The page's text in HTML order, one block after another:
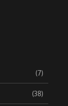
(7)
(38)